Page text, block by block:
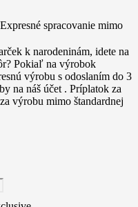
Expresné spracovanie mimo
k narodeninám, idete na
Pokiaľ na výrobok
výrobu s odoslaním do 3
na náš účet . Príplatok za
výrobu mimo štandardnej